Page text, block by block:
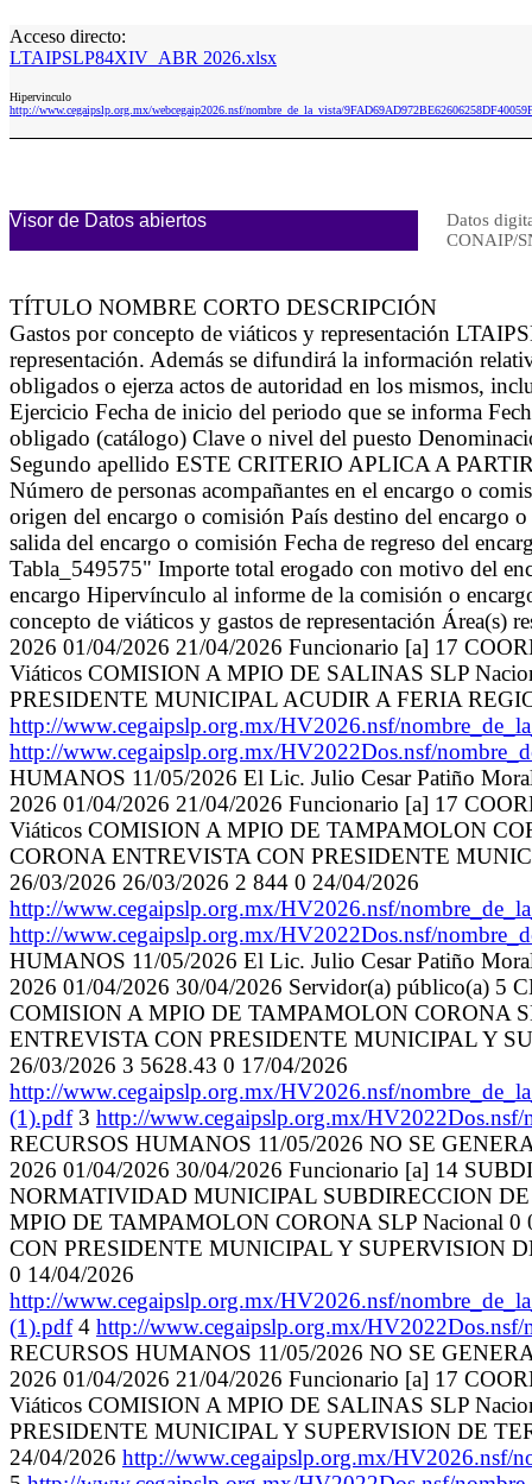
Acceso directo:
LTAIPSLP84XIV_ABR 2026.xlsx
Hipervinculo
http://www.cegaipslp.org.mx/webcegaip2026.nsf/nombre_de_la_vista/
Visor de Datos abiertos
Datos
CONAIP/
TÍTULO NOMBRE CORTO DESCRIPCIÓN
Gastos por concepto de viáticos y representación
representación. Además se difundirá la información
obligados o ejerza actos de autoridad en los mismos,
Ejercicio Fecha de inicio del periodo que se informa
obligado (catálogo) Clave o nivel del puesto
Segundo apellido ESTE CRITERIO APLICA A
Número de personas acompañantes en el encargo o
origen del encargo o comisión País destino del encargo
salida del encargo o comisión Fecha de regreso del
Tabla_549575" Importe total erogado con motivo del
encargo Hipervínculo al informe de la comisión o
concepto de viáticos y gastos de representación Área(s)
2026 01/04/2026 21/04/2026 Funcionario [a] 17
Viáticos COMISION A MPIO DE SALINAS SLP
PRESIDENTE MUNICIPAL ACUDIR A FERIA
http://www.cegaipslp.org.mx/HV2026.nsf/
http://www.cegaipslp.org.mx/HV2022Dos.nsf/
HUMANOS 11/05/2026 El Lic. Julio Cesar Patiño
2026 01/04/2026 21/04/2026 Funcionario [a] 17
Viáticos COMISION A MPIO DE TAMPAMOLON
CORONA ENTREVISTA CON PRESIDENTE
26/03/2026 26/03/2026 2 844 0 24/04/2026
http://www.cegaipslp.org.mx/HV2026.nsf/
http://www.cegaipslp.org.mx/HV2022Dos.nsf/
HUMANOS 11/05/2026 El Lic. Julio Cesar Patiño
2026 01/04/2026 30/04/2026 Servidor(a) público(a) 5
COMISION A MPIO DE TAMPAMOLON CORONA
ENTREVISTA CON PRESIDENTE MUNICIPAL Y
26/03/2026 3 5628.43 0 17/04/2026
http://www.cegaipslp.org.mx/HV2026.nsf/
(1).pdf3 http://www.cegaipslp.org.mx/
RECURSOS HUMANOS 11/05/2026 NO SE
2026 01/04/2026 30/04/2026 Funcionario [a] 14
NORMATIVIDAD MUNICIPAL SUBDIRECCION
MPIO DE TAMPAMOLON CORONA SLP Nacional
CON PRESIDENTE MUNICIPAL Y SUPERVISION
0 14/04/2026
http://www.cegaipslp.org.mx/HV2026.nsf/
(1).pdf4 http://www.cegaipslp.org.mx/
RECURSOS HUMANOS 11/05/2026 NO SE
2026 01/04/2026 21/04/2026 Funcionario [a] 17
Viáticos COMISION A MPIO DE SALINAS SLP
PRESIDENTE MUNICIPAL Y SUPERVISION DE
24/04/2026 http://www.cegaipslp.org.mx/HV2026.nsf/